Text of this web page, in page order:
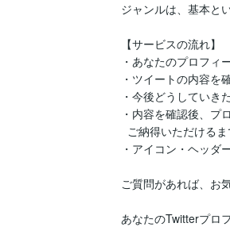
ジャンルは、基本と
【サービスの流れ】
・あなたのプロフィ
・ツイートの内容を
・今後どうしていき
・内容を確認後、プ
・アイコン・ヘッダ
ご質問があれば、お
あなたのTwitterプロ